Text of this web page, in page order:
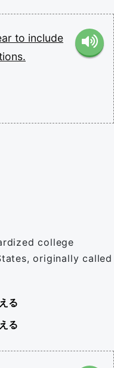
to include
college
originally called
る
る